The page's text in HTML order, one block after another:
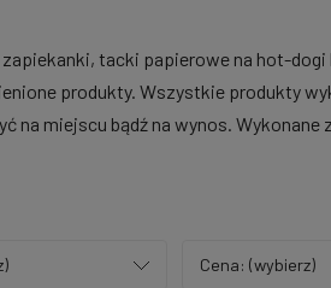
tacki papierowe na hot-
produkty. Wszystkie produkty
miejscu bądź na wynos. Wykonane
Cena: (wybierz)